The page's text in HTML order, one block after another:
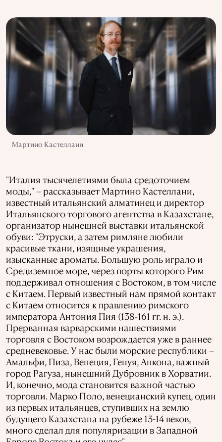
Мартино Кастеллани
"Италия тысячелетиями была средоточием
моды," – рассказывает Мартино Кастеллани,
известный итальянский алматинец и директор
Итальянского торгового агентства в Казахстане,
организатор нынешней выставки итальянской
обуви: "Этруски, а затем римляне любили
красивые ткани, изящные украшения,
изысканные ароматы. Большую роль играло и
Средиземное море, через порты которого Рим
поддерживал отношения с Востоком, в том числе
с Китаем. Первый известный нам прямой контакт
с Китаем относится к правлению римского
императора Антония Пия (138-161 гг. н. э.).
Прерванная варварскими нашествиями
торговля с Востоком возрождается уже в раннее
средневековье. У нас были морские республики –
Амальфи, Пиза, Венеция, Генуя, Анкона, важный
город Рагуза, нынешний Дубровник в Хорватии.
И, конечно, мода становится важной частью
торговли. Марко Поло, венецианский купец, один
из первых итальянцев, ступивших на землю
будущего Казахстана на рубеже 13-14 веков,
много сделал для популяризации в Западной